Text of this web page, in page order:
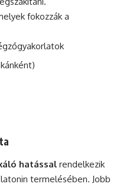
fokozzák a
hatással rendelkezik
termelésében. Jobb